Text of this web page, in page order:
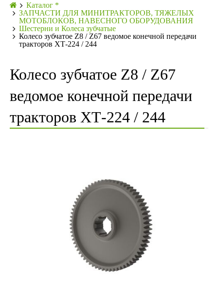
Каталог *
ЗАПЧАСТИ ДЛЯ МИНИТРАКТОРОВ, ТЯЖЕЛЫХ
МОТОБЛОКОВ, НАВЕСНОГО ОБОРУДОВАНИЯ
Шестерни и Колеса зубчатые
Колесо зубчатое Z8 / Z67 ведомое конечной передачи
тракторов XТ-224 / 244
Колесо зубчатое Z8 / Z67
ведомое конечной передачи
тракторов XТ-224 / 244